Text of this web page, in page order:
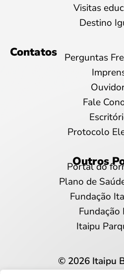
Visitas
Destino
Contatos
Perguntas
Fale
Protocolo
Outros
Portal do
Plano de
Fundação
Fundação
Itaipu
© 2026 Itaipu